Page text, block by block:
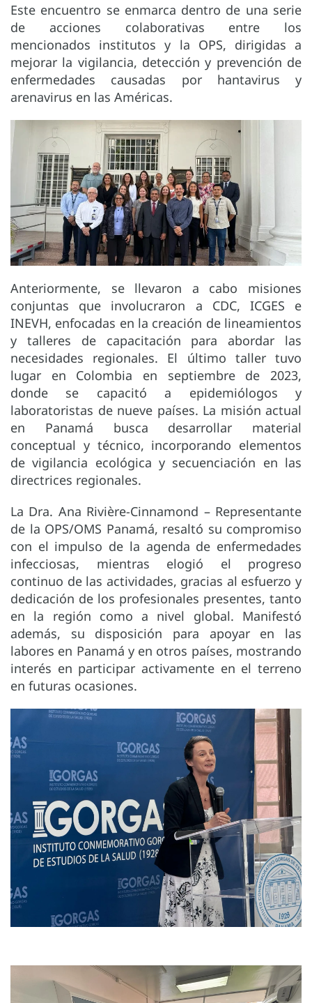
Este encuentro se enmarca dentro de una serie
de acciones colaborativas entre los
mencionados institutos y la OPS, dirigidas a
mejorar la vigilancia, detección y prevención de
enfermedades causadas por hantavirus y
arenavirus en las Américas.
Anteriormente, se llevaron a cabo misiones
conjuntas que involucraron a CDC, ICGES e
INEVH, enfocadas en la creación de lineamientos
y talleres de capacitación para abordar las
necesidades regionales. El último taller tuvo
lugar en Colombia en septiembre de 2023,
donde se capacitó a epidemiólogos y
laboratoristas de nueve países. La misión actual
en Panamá busca desarrollar material
conceptual y técnico, incorporando elementos
de vigilancia ecológica y secuenciación en las
directrices regionales.
La Dra. Ana Rivière-Cinnamond – Representante
de la OPS/OMS Panamá, resaltó su compromiso
con el impulso de la agenda de enfermedades
infecciosas, mientras elogió el progreso
continuo de las actividades, gracias al esfuerzo y
dedicación de los profesionales presentes, tanto
en la región como a nivel global. Manifestó
además, su disposición para apoyar en las
labores en Panamá y en otros países, mostrando
interés en participar activamente en el terreno
en futuras ocasiones.